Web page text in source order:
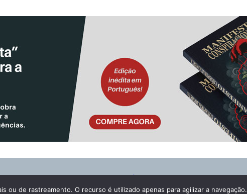
ou de rastreamento. O recurso é utilizado apenas para agilizar a navegação.